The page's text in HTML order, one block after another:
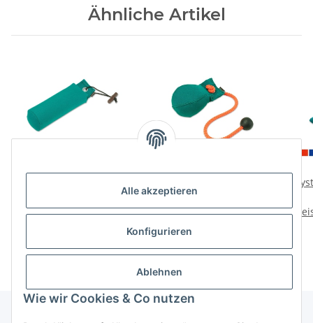
Alle akzeptieren
Konfigurieren
Ablehnen
Wie wir Cookies & Co nutzen
Ähnliche Artikel
Preise nach Anmeldung
Preise nach Anmeldung